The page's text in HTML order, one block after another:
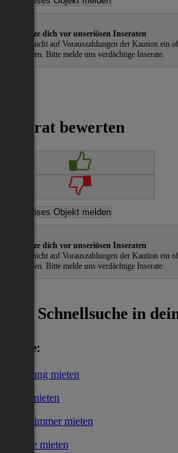
Schütze dich vor unseriösen Inseraten
Gehe nicht auf Vorauszahlungen der Kaution ein
zu haben. Bitte melde uns verdächtige Inserate.
Inserat bewerten
Schütze dich vor unseriösen Inseraten
Gehe nicht auf Vorauszahlungen der Kaution ein
zu haben. Bitte melde uns verdächtige Inserate.
Schnellsuche in
Miete:
Wohnung mieten
Haus mieten
WG-Zimmer mieten
Garage mieten